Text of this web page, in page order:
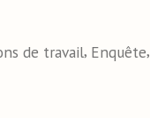
de travail, Enquête,